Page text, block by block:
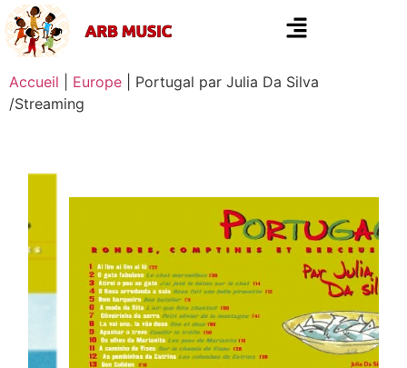
Accueil Europe
Portugal par Julia Da Silva
/Streaming